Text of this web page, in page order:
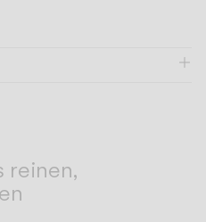
reinen,